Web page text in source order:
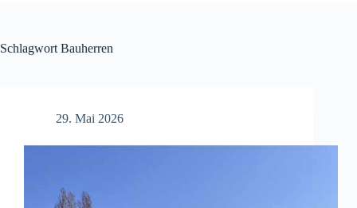
Schlagwort Bauherren
29. Mai 2026